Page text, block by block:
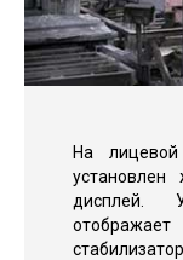
На лицевой
установлен
дисплей.